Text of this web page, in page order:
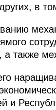
в
также
и